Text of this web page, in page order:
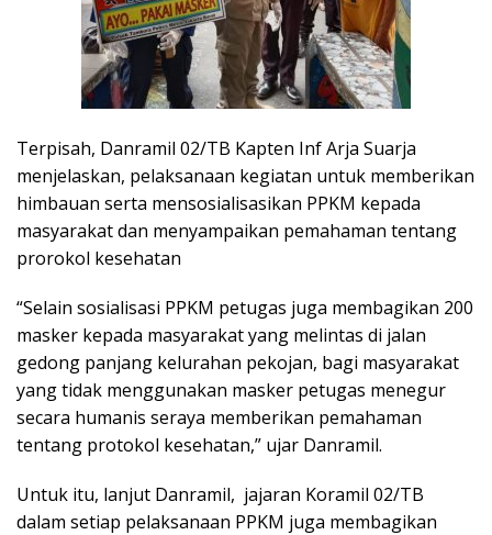
Terpisah, Danramil 02/TB Kapten Inf Arja Suarja
menjelaskan, pelaksanaan kegiatan untuk memberikan
himbauan serta mensosialisasikan PPKM kepada
masyarakat dan menyampaikan pemahaman tentang
prorokol kesehatan
“Selain sosialisasi PPKM petugas juga membagikan 200
masker kepada masyarakat yang melintas di jalan
gedong panjang kelurahan pekojan, bagi masyarakat
yang tidak menggunakan masker petugas menegur
secara humanis seraya memberikan pemahaman
tentang protokol kesehatan,” ujar Danramil.
Untuk itu, lanjut Danramil, jajaran Koramil 02/TB
dalam setiap pelaksanaan PPKM juga membagikan